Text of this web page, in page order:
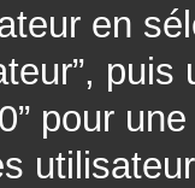
en
pour